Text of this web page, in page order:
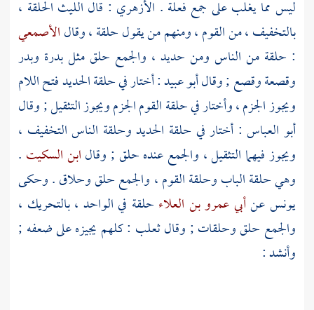
ليس مما يغلب على جمع فعلة . الأزهري : قال الليث الحلقة ،
بالتخفيف ، من القوم ، ومنهم من يقول حلقة ، وقالالأصمعي
: حلقة من الناس ومن حديد ، والجمع حلق مثل بدرة وبدر
وقصعة وقصع ; وقالأبو عبيد: أختار في حلقة الحديد فتح اللام
ويجوز الجزم ، وأختار في حلقة القوم الجزم ويجوز التثقيل ; وقال
أبو العباس : أختار في حلقة الحديد وحلقة الناس التخفيف ،
ويجوز فيهما التثقيل ، والجمع عنده حلق ; وقالابن السكيت .
وهي حلقة الباب وحلقة القوم ، والجمع حلق وحلاق . وحكى
يونس عنأبي عمرو بن العلاء حلقة في الواحد ، بالتحريك ،
والجمع حلق وحلقات ; وقالثعلب : كلهم يجيزه على ضعفه ;
وأنشد :